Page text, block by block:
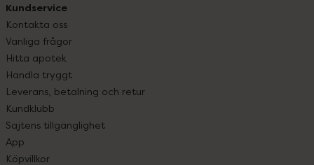
Kundservice
Kontakta oss
Vanliga frågor
Hitta apotek
Handla tryggt
Leverans, betalning och retur
Kundklubb
Sajtens tillgänglighet
App
Köpvillkor